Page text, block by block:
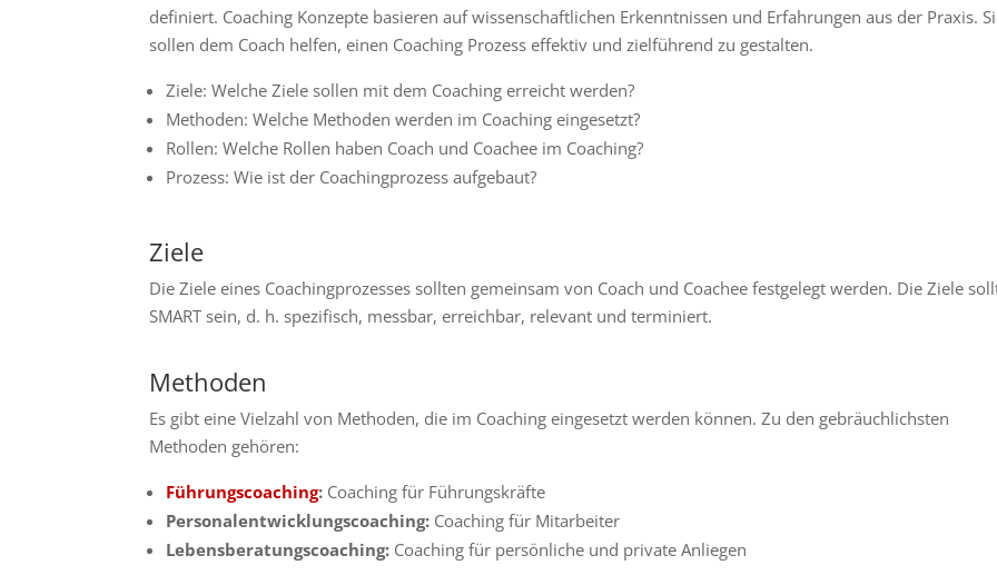
definiert. Coaching Konzepte basieren auf wissenschaftlichen Erkenntnissen und Erfahrungen aus der Praxis.
sollen dem Coach helfen, einen Coaching Prozess effektiv und zielführend zu gestalten.
Ziele: Welche Ziele sollen mit dem Coaching erreicht werden?
Methoden: Welche Methoden werden im Coaching eingesetzt?
Rollen: Welche Rollen haben Coach und Coachee im Coaching?
Prozess: Wie ist der Coachingprozess aufgebaut?
Ziele
Die Ziele eines Coachingprozesses sollten gemeinsam von Coach und Coachee festgelegt werden. Die Ziele
SMART sein, d. h. spezifisch, messbar, erreichbar, relevant und terminiert.
Methoden
Es gibt eine Vielzahl von Methoden, die im Coaching eingesetzt werden können. Zu den gebräuchlichsten
Methoden gehören:
Führungscoaching: Coaching für Führungskräfte
Personalentwicklungscoaching: Coaching für Mitarbeiter
Lebensberatungscoaching: Coaching für persönliche und private Anliegen